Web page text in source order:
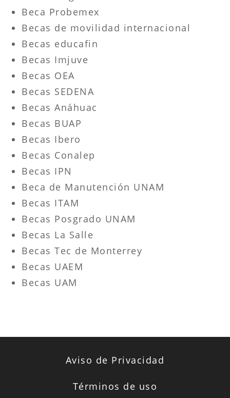
Beca Probemex
Becas de movilidad internacional
Becas educafin
Becas Imjuve
Becas OEA
Becas SEDENA
Becas Anáhuac
Becas BUAP
Becas Ibero
Becas Conalep
Becas IPN
Beca de Manutención UNAM
Becas ITAM
Becas Posgrado UNAM
Becas La Salle
Becas Tec de Monterrey
Becas UAEM
Becas UAM
Aviso de Privacidad
Términos de uso